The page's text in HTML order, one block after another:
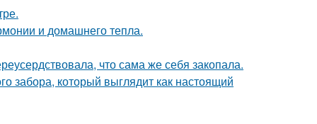
и домашнего тепла.
что сама же себя закопала.
забора, который выглядит как настоящий